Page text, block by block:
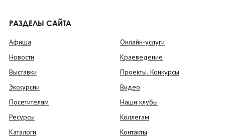
РАЗДЕЛЫ САЙТА
Афиша
Новости
Выставки
Экскурсии
Посетителям
Ресурсы
Каталоги
Онлайн-услуги
Краеведение
Проекты. Конкурсы
Видео
Наши клубы
Коллегам
Контакты